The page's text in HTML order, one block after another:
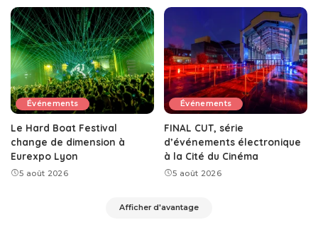
Événements
Le Hard Boat Festival
change de dimension à
Eurexpo Lyon
5 août 2026
Événements
FINAL CUT, série
d’événements électronique
à la Cité du Cinéma
5 août 2026
Afficher d'avantage